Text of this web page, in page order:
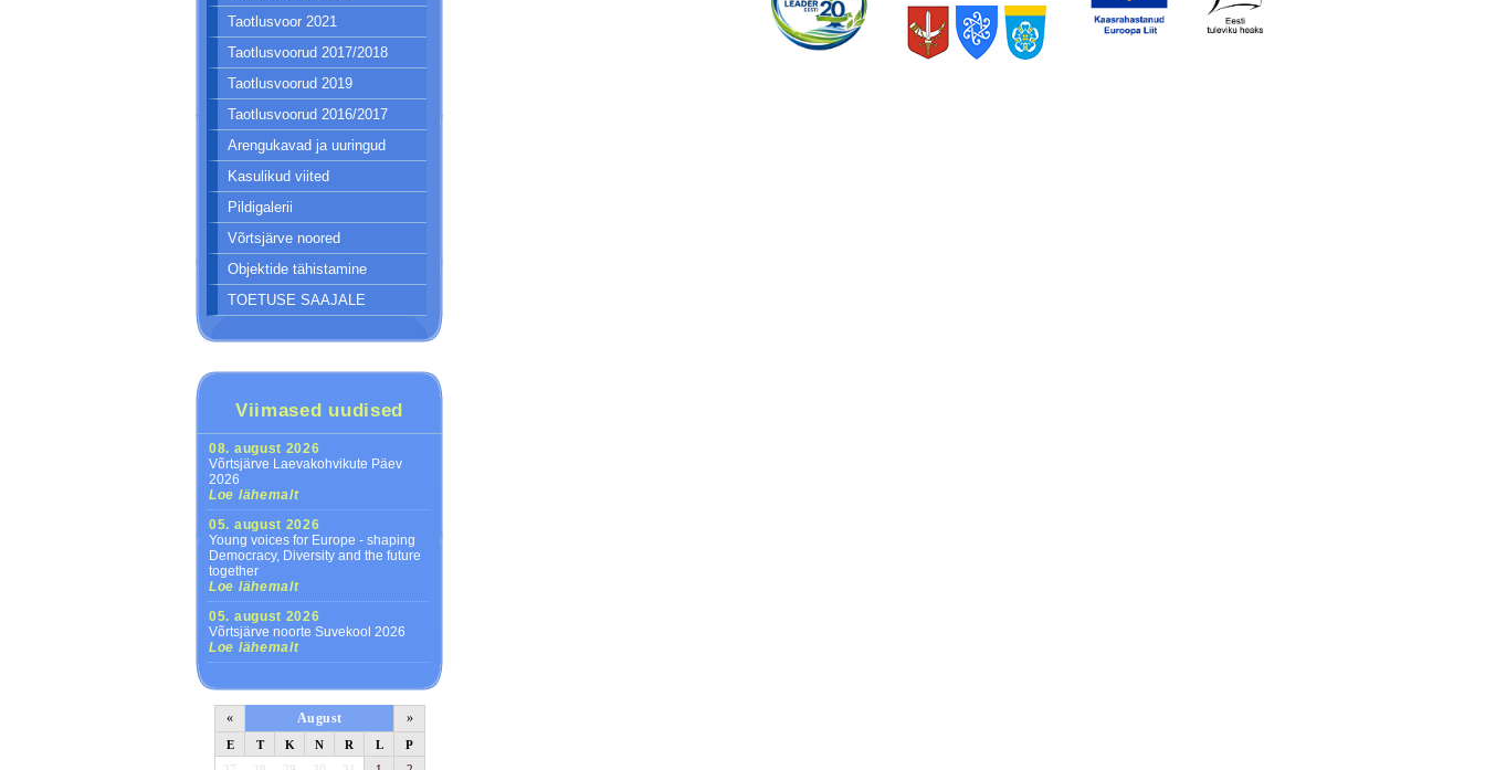
Taotlusvoor 2021
Taotlusvoorud 2017/2018
Taotlusvoorud 2019
Taotlusvoorud 2016/2017
Arengukavad ja uuringud
Kasulikud viited
Pildigalerii
Võrtsjärve noored
Objektide tähistamine
TOETUSE SAAJALE
Viimased uudised
08. august 2026
Võrtsjärve Laevakohvikute Päev
2026
Loe lähemalt
05. august 2026
Young voices for Europe - shaping
Democracy, Diversity and the future
together
Loe lähemalt
05. august 2026
Võrtsjärve noorte Suvekool 2026
Loe lähemalt
« August »
E T K N R L
P